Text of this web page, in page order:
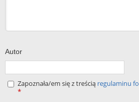
Autor
Zapoznała/em się z treścią regulaminu
*